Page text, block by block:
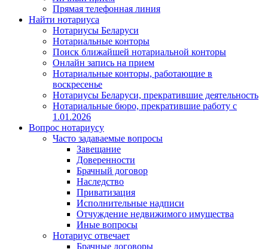
Прямая телефонная линия
Найти нотариуса
Нотариусы Беларуси
Нотариальные конторы
Поиск ближайшей нотариальной конторы
Онлайн запись на прием
Нотариальные конторы, работающие в
воскресенье
Нотариусы Беларуси, прекратившие деятельность
Нотариальные бюро, прекратившие работу с
1.01.2026
Вопрос нотариусу
Часто задаваемые вопросы
Завещание
Доверенности
Брачный договор
Наследство
Приватизация
Исполнительные надписи
Отчуждение недвижимого имущества
Иные вопросы
Нотариус отвечает
Брачные договоры